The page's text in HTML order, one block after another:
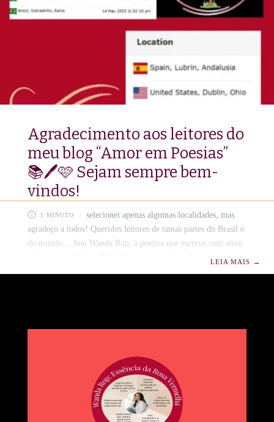
Agradecimento aos leitores do
meu blog “Amor em Poesias”
📚🖊️🩷 Sejam sempre bem-
vindos!
1 MINUTO
selecionei apenas algumas localidades, mas
agradeço a todos! Queridos leitores de tantas partes do Brasil e
do mundo… Sou Wanda Rop, a poetisa que escreve com amor
sobre o amor🌹♥️✨ 🌿🌹🌿🌹✨✨✨✨✨ Com Amor e Poesia,
do Sul — cada visita
LEIA MAIS →